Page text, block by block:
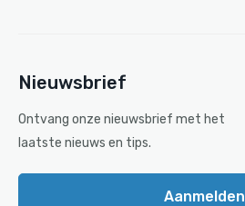
Nieuwsbrief
Ontvang onze nieuwsbrief met het
laatste nieuws en tips.
Aanmelden